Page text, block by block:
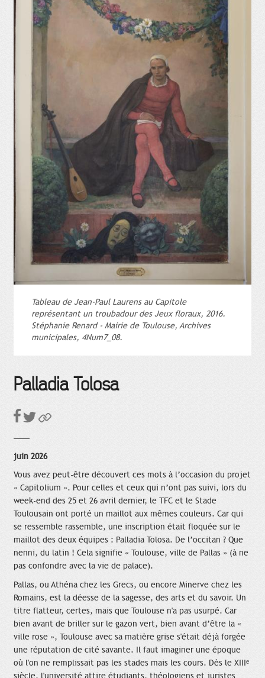
Tableau de Jean-Paul Laurens au Capitole
représentant un troubadour des Jeux floraux, 2016.
Stéphanie Renard - Mairie de Toulouse, Archives
municipales, 4Num7_08.
Palladia Tolosa
juin 2026
Vous avez peut-être découvert ces mots à l’occasion du projet
« Capitolium ». Pour celles et ceux qui n’ont pas suivi, lors du
week-end des 25 et 26 avril dernier, le TFC et le Stade
Toulousain ont porté un maillot aux mêmes couleurs. Car qui
se ressemble rassemble, une inscription était floquée sur le
maillot des deux équipes : Palladia Tolosa. De l’occitan ? Que
nenni, du latin ! Cela signifie « Toulouse, ville de Pallas » (à ne
pas confondre avec la vie de palace).
Pallas, ou Athéna chez les Grecs, ou encore Minerve chez les
Romains, est la déesse de la sagesse, des arts et du savoir. Un
titre flatteur, certes, mais que Toulouse n'a pas usurpé. Car
bien avant de briller sur le gazon vert, bien avant d’être la «
ville rose », Toulouse avec sa matière grise s'était déjà forgée
une réputation de cité savante. Il faut imaginer une époque
où l'on ne remplissait pas les stades mais les cours. Dès le XIIIᵉ
siècle, l'université attire étudiants, théologiens et juristes